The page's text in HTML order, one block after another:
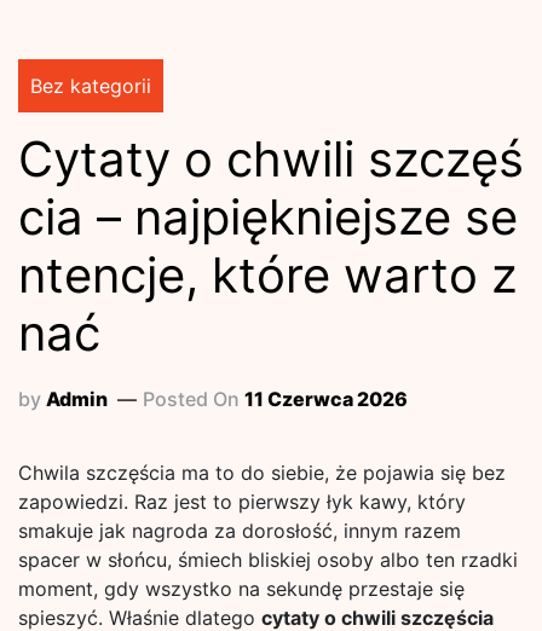
Bez kategorii
Cytaty o chwili szczęś
cia – najpiękniejsze se
ntencje, które warto z
nać
by Admin Posted On 11 Czerwca 2026
Chwila szczęścia ma to do siebie, że pojawia się bez
zapowiedzi. Raz jest to pierwszy łyk kawy, który
smakuje jak nagroda za dorosłość, innym razem
spacer w słońcu, śmiech bliskiej osoby albo ten rzadki
moment, gdy wszystko na sekundę przestaje się
spieszyć. Właśnie dlatego cytaty o chwili szczęścia